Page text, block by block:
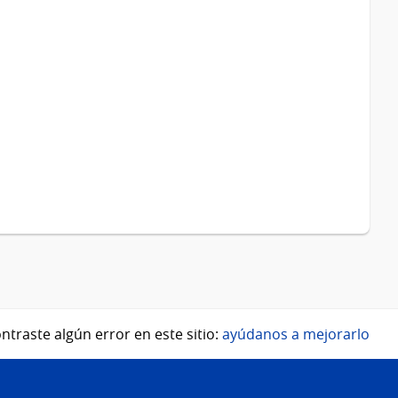
algún error en este sitio: ayúdanos a mejorarlo